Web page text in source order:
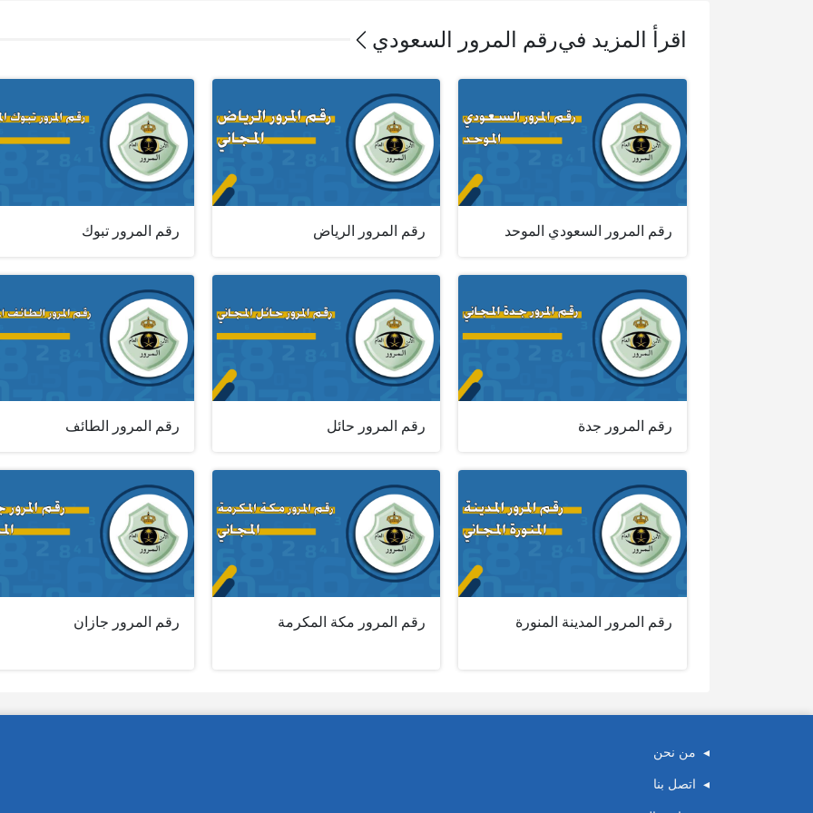
اقرأ المزيد فيرقم المرور السعودي
رقم المرور السعودي الموحد رقم المرور الرياض رقم المرور تبوك
رقم المرور جدة رقم المرور حائل رقم المرور الطائف
رقم المرور المدينة المنورة رقم المرور مكة المكرمة رقم المرور جازان
من نحن
اتصل بنا